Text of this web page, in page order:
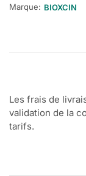
Marque: BIOXCIN
Les frais de
validation de la
tarifs.